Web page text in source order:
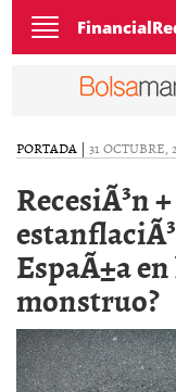
Toggle
navigation
PORTADA | 31 OCTUBRE,
RecesiÃ³n
EspaÃ±a
monstruo?